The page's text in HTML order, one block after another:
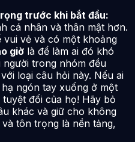
trước khi bắt đầu:
cá nhân và thân mật hơn.
vui vẻ và có một khoảng
giờ là để làm ai đó khó
trong nhóm đều
loại câu hỏi này. Nếu ai
ngón tay xuống ở một
đối của họ! Hãy bỏ
khác và giữ cho không
tôn trọng là nền tảng,